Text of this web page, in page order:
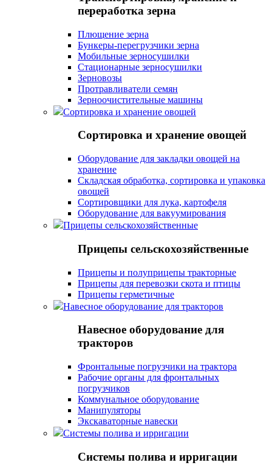
переработка зерна
Плющение зерна
Бункеры-перегрузчики зерна
Мобильные зерносушилки
Стационарные зерносушилки
Зерновозы
Протравливатели семян
Зерноочистительные машины
Сортировка и хранение овощей
Сортировка и хранение овощей
Оборудование для закладки овощей на
хранение
Складская обработка, сортировка и упаковка
овощей
Сортировщики для лука, картофеля
Оборудование для вакуумирования
Прицепы сельскохозяйственные
Прицепы сельскохозяйственные
Прицепы и полуприцепы тракторные
Прицепы для перевозки скота и птицы
Прицепы герметичные
Навесное оборудование для тракторов
Навесное оборудование для
тракторов
Фронтальные погрузчики на трактора
Рабочие органы для фронтальных
погрузчиков
Коммунальное оборудование
Манипуляторы
Экскаваторные навески
Системы полива и ирригации
Системы полива и ирригации